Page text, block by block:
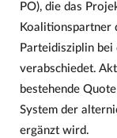
PO), die das
Koalitionspartner
Parteidisziplin bei
verabschiedet.
bestehende
System der
ergänzt wird.